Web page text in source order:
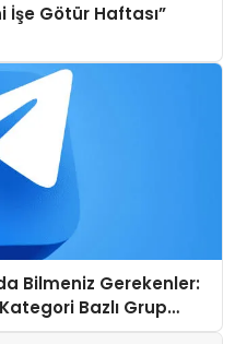
İşe Götür Haftası”
Bilmeniz Gerekenler:
Bazlı Grup